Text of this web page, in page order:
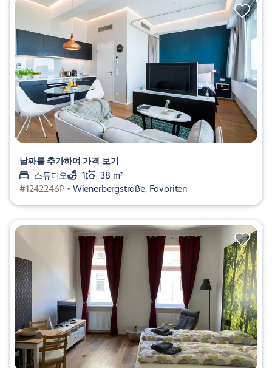
날짜를 추가하여 가격 보기
스튜디오
1
38 m²
#1242246P • Wienerbergstraße, Favoriten